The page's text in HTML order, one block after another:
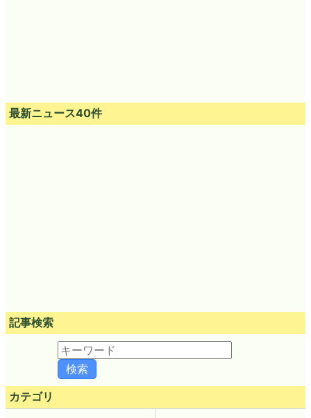
最新ニュース40件
記事検索
カテゴリ